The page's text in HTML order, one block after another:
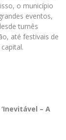
o município
eventos,
turnês
até festivais de
– A